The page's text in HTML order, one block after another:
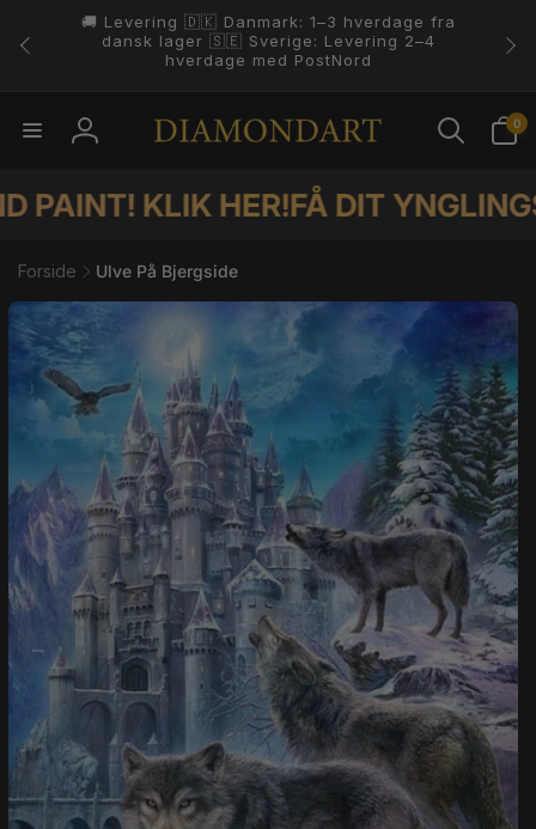
indhold
4.8 ⭐️⭐️⭐️⭐️⭐️ På Trustpilot.
Log
0
varer
KLIK HER!FÅ DIT YNGLINGS
Forside
Ulve På Bjergside